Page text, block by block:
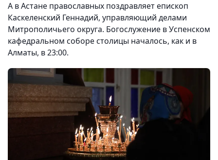
А в Астане православных поздравляет епископ
Каскеленский Геннадий, управляющий делами
Митрополичьего округа. Богослужение в Успенском
кафедральном соборе столицы началось, как и в
Алматы, в 23:00.